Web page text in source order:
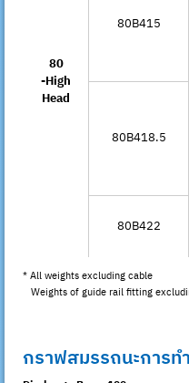
80
-High
Head
80B415
80B418.5
80B422
* All weights excluding cable
Weights of guide rail fitting
กราฟสมรรถนะการท